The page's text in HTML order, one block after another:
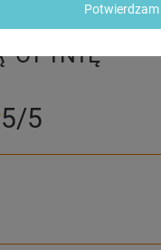
OPINIĘ
5/5